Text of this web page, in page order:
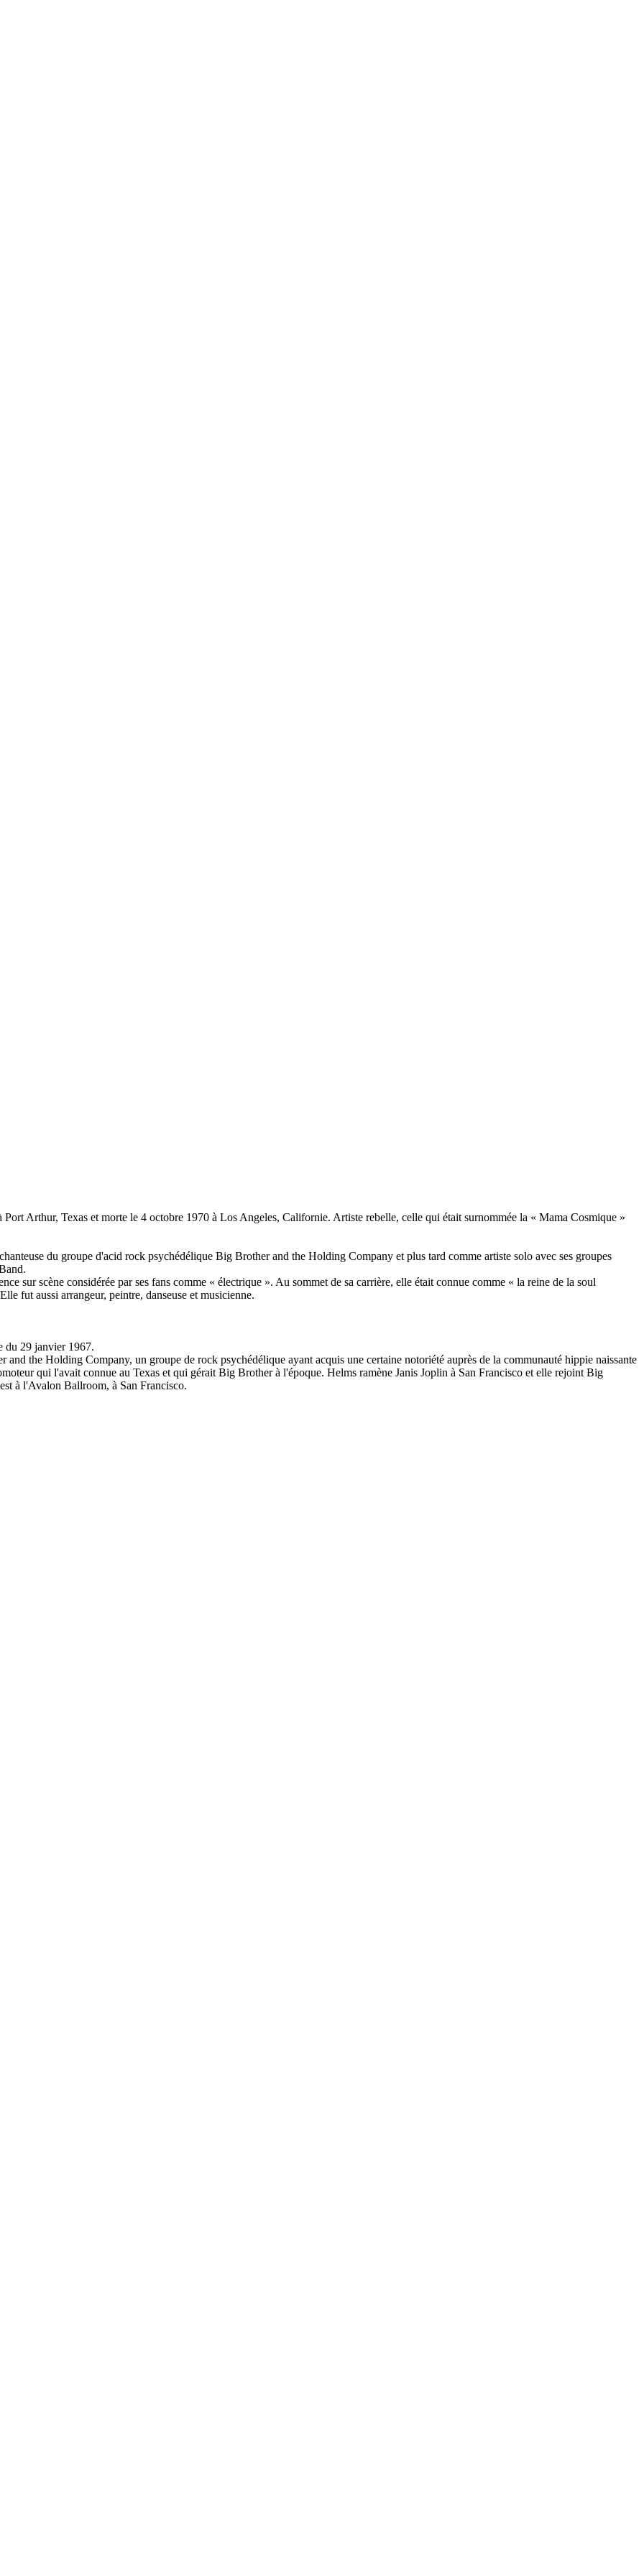
Arthur, Texas et morte le 4 octobre 1970 à Los Angeles, Californie. Artiste rebelle, celle qui était surnommée la « Mama Cosmique »
du groupe d'acid rock psychédélique Big Brother and the Holding Company et plus tard comme artiste solo avec ses groupes
sur scène considérée par ses fans comme « électrique ». Au sommet de sa carrière, elle était connue comme « la reine de la soul
fut aussi arrangeur, peintre, danseuse et musicienne.
du 29 janvier 1967.
the Holding Company, un groupe de rock psychédélique ayant acquis une certaine notoriété auprès de la communauté hippie naissante
qui l'avait connue au Texas et qui gérait Big Brother à l'époque. Helms ramène Janis Joplin à San Francisco et elle rejoint Big
à l'Avalon Ballroom, à San Francisco.